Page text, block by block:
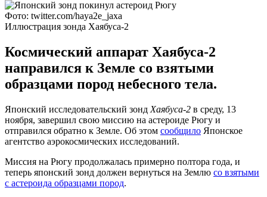
Фото: twitter.com/haya2e_jaxa
Иллюстрация зонда Хаябуса-2
Космический аппарат Хаябуса-2
направился к Земле со взятыми
образцами пород небесного тела.
Японский исследовательский зонд Хаябуса-2 в среду, 13
ноября, завершил свою миссию на астероиде Рюгу и
отправился обратно к Земле. Об этом сообщило Японское
агентство аэрокосмических исследований.
Миссия на Рюгу продолжалась примерно полтора года, и
теперь японский зонд должен вернуться на Землю со взятыми
с астероида образцами пород.